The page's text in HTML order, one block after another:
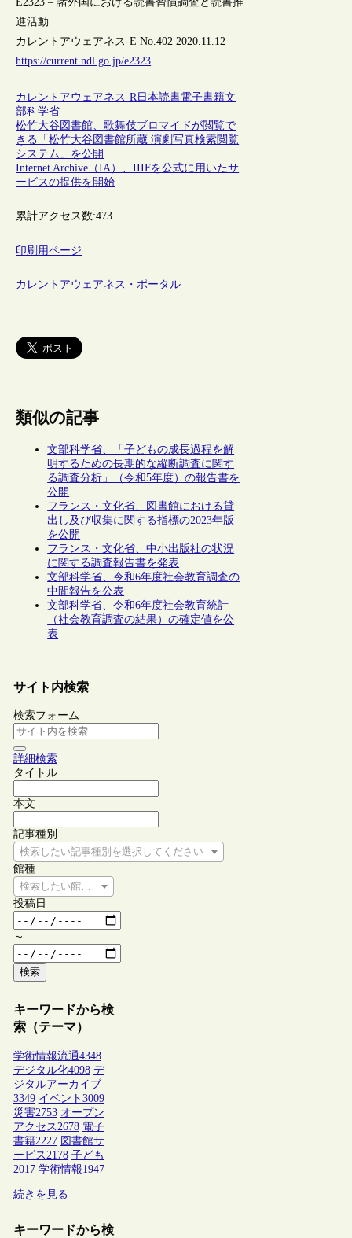
進活動
カレントアウェアネス-E No.402 2020.11.12
https://current.ndl.go.jp/e2323
カレントアウェアネス-R日本読書電子書籍文
部科学省
松竹大谷図書館、歌舞伎ブロマイドが閲覧で
きる「松竹大谷図書館所蔵 演劇写真検索閲覧
システム」を公開
Internet Archive（IA）、IIIFを公式に用いたサ
ービスの提供を開始
累計アクセス数:473
印刷用ページ
カレントアウェアネス・ポータル
類似の記事
文部科学省、「子どもの成長過程を解
明するための長期的な縦断調査に関す
る調査分析」（令和5年度）の報告書を
公開
フランス・文化省、図書館における貸
出し及び収集に関する指標の2023年版
を公開
フランス・文化省、中小出版社の状況
に関する調査報告書を発表
文部科学省、令和6年度社会教育調査の
中間報告を公表
文部科学省、令和6年度社会教育統計
（社会教育調査の結果）の確定値を公
表
サイト内検索
検索フォーム
詳細検索
タイトル
本文
記事種別
検索したい記事種別を選択してください
館種
検索したい館種を選択してください
投稿日
～
検索
キーワードから検
索（テーマ）
学術情報流通4348
デジタル化4098 デ
ジタルアーカイブ
3349 イベント 3009
災害2753 オープン
アクセス 2678 電子
書籍2227 図書館サ
ービス 2178 子ども
2017 学術情報1947
続きを見る
キーワードから検